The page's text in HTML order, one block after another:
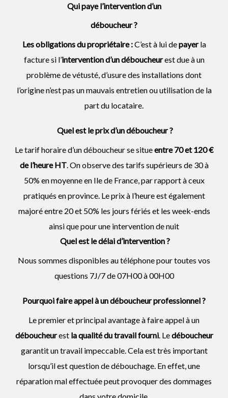
Qui paye l’intervention d’un
déboucheur?
Les obligations du propriétaire :C’est à lui depayerla
facture si l’intervention d’undéboucheurest due à un
problème de vétusté, d’usure des installations dont
l’origine n’est pas un mauvais entretien ou utilisation de la
part du locataire.
Quel est le prix d’un déboucheur ?
Le tarif horaire d’un déboucheur se situeentre 70 et 120 €
de l’heure HT. On observe des tarifs supérieurs de 30 à
50% en moyenne en Ile de France, par rapport à ceux
pratiqués en province. Le prix à l’heure est également
majoré entre 20 et 50% les jours fériés et les week-ends
ainsi que pour une intervention de nuit
Quel est le délai d’intervention ?
Nous sommes disponibles au téléphone pour toutes vos
questions 7J/7 de 07H00 à 00H00
Pourquoi faire appel à un déboucheur professionnel ?
Le premier et principal avantage à faire appel à un
déboucheurest la qualité du travail fourni. Ledéboucheur
garantit un travail impeccable. Cela est très important
lorsqu’il est question de débouchage. En effet, une
réparation mal effectuée peut provoquer des dommages